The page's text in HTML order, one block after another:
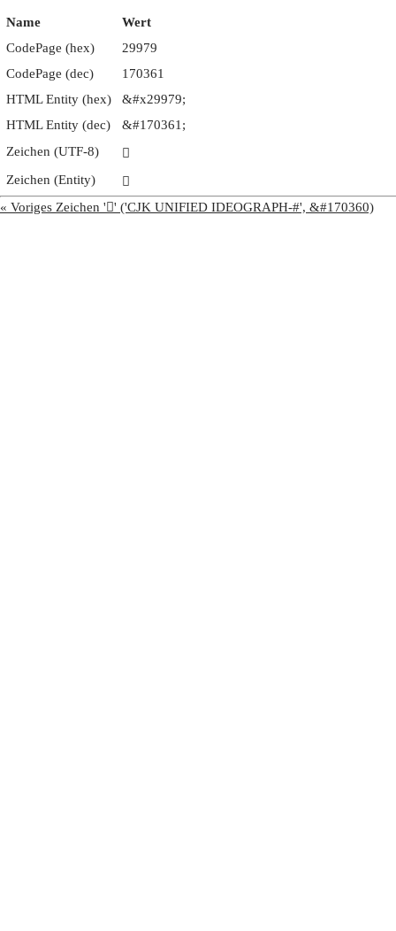
Name
Wert
CodePage (hex)
29979
CodePage (dec)
170361
HTML Entity (hex)
&#x29979;
HTML Entity (dec)
&#170361;
Zeichen (UTF-8)
𩥹
Zeichen (Entity)
𩥹
« Voriges Zeichen '𩥸' ('CJK UNIFIED IDEOGRAPH-#', &#170360)